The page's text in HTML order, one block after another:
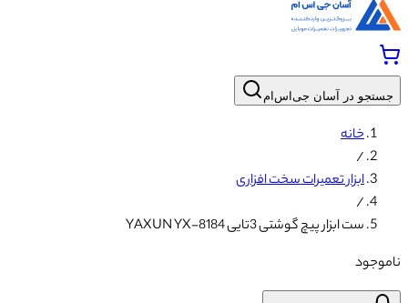
جستجو در آسان جی‌اس‌ام
خانه
/
ابزار تعمیرات سخت افزاری
/
ست ابزار پیچ گوشتی 3تایی YAXUN YX-8184
ناموجود